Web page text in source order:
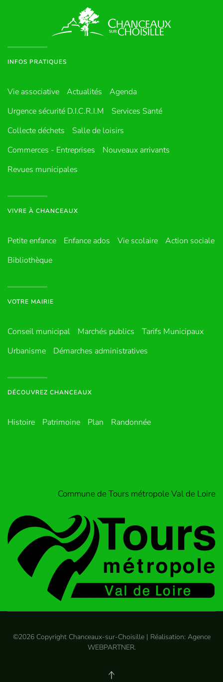
INFOS PRATIQUES
Vie associative Actualités
Agenda
Urgence sécurité D.I.C.R.I.M
Services Santé
Collecte déchets
Salle de loisirs
Commerces - Entreprises
Nouveaux arrivants
Revues municipales
VIVRE À CHANCEAUX
Petite enfance Enfance ados Vie scolaire
Action sociale
Bibliothèque
VOTRE MAIRIE
Conseil municipal Marchés publics
Tarifs Municipaux
Urbanisme
Démarches administratives
DÉCOUVREZ CHANCEAUX
Histoire Patrimoine Plan Randonnée
Commune de Tours métropole Val de Loire
©2026Copyright Chanceaux-sur-Choisille | Réalisation: Agence
WEBPARTNER.